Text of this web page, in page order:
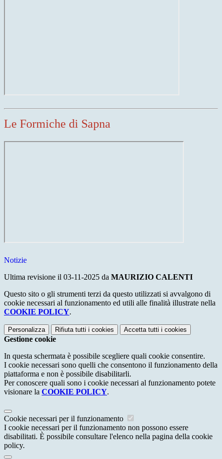
Le Formiche di Sapna
Notizie
Ultima revisione il 03-11-2025 da MAURIZIO CALENTI
Questo sito o gli strumenti terzi da questo utilizzati si avvalgono di
cookie necessari al funzionamento ed utili alle finalità illustrate nella
COOKIE POLICY.
Personalizza Rifiuta tutti i cookies Accetta tutti i cookies
Gestione cookie
In questa schermata è possibile scegliere quali cookie consentire.
I cookie necessari sono quelli che consentono il funzionamento della
piattaforma e non è possibile disabilitarli.
Per conoscere quali sono i cookie necessari al funzionamento potete
visionare la COOKIE POLICY.
Cookie necessari per il funzionamento
I cookie necessari per il funzionamento non possono essere
disabilitati. È possibile consultare l'elenco nella pagina della cookie
policy.